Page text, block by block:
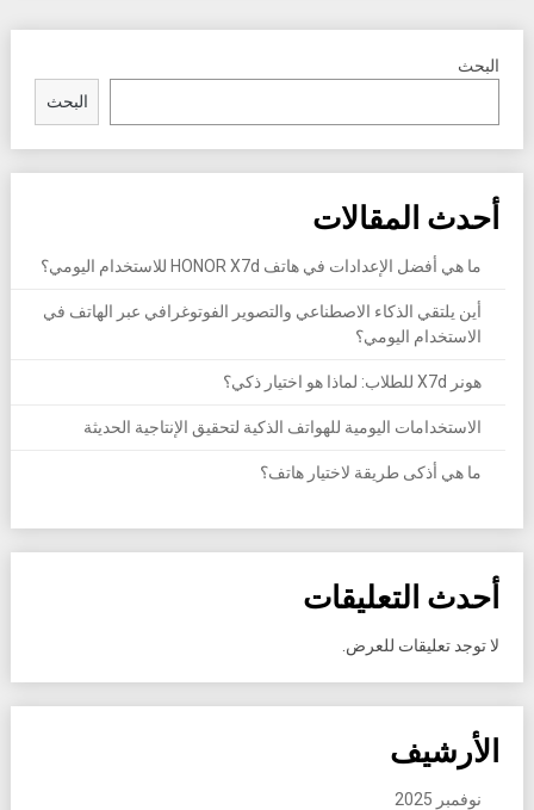
البحث
البحث
أحدث المقالات
ما هي أفضل الإعدادات في هاتف HONOR X7d للاستخدام اليومي؟
أين يلتقي الذكاء الاصطناعي والتصوير الفوتوغرافي عبر الهاتف في
الاستخدام اليومي؟
هونر X7d للطلاب: لماذا هو اختيار ذكي؟
الاستخدامات اليومية للهواتف الذكية لتحقيق الإنتاجية الحديثة
ما هي أذكى طريقة لاختيار هاتف؟
أحدث التعليقات
لا توجد تعليقات للعرض.
الأرشيف
نوفمبر 2025